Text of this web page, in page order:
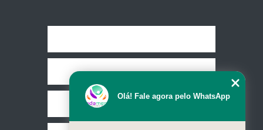
Empresa
Olá! Fale agora pelo WhatsApp